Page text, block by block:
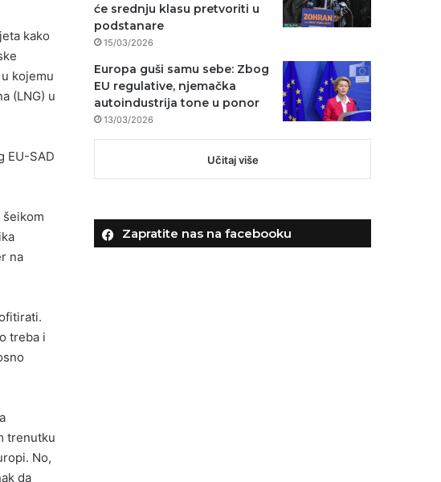
kako
kojemu
(LNG) u
EU-SAD
na
treba i
trenutku
No,
da
će srednju klasu pretvoriti u
podstanare
15/03/2026
Europa guši samu sebe: Zbog
EU regulative, njemačka
autoindustrija tone u ponor
13/03/2026
Učitaj više
Zapratite nas na facebooku